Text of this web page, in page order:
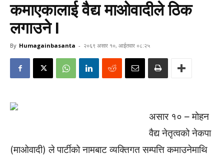
कमाएकालाई वैद्य माओवादीले ठिक
लगाउने I
By Humagainbasanta - २०६९ असार १०, आईतवार ०८:२५
असार १० – मोहन
वैद्य नेतृत्वको नेकपा
(माओवादी) ले पार्टीको नामबाट व्यक्तिगत सम्पत्ति कमाउनेमाथि